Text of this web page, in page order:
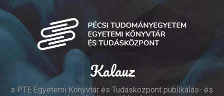
Tovább
tartalomhoz
Keresés
Kalauz
a PTE Egyetemi Könyvtár és Tudásközpont publikálás- és